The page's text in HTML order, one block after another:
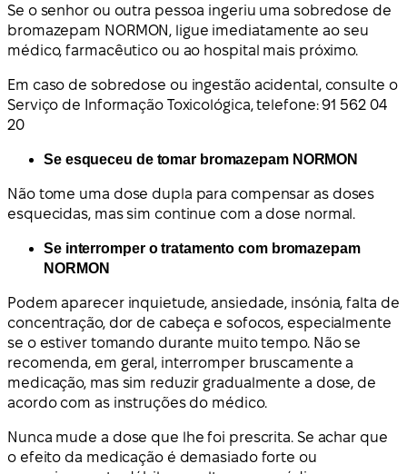
Se o senhor ou outra pessoa ingeriu uma sobredose de
bromazepam NORMON, ligue imediatamente ao seu
médico, farmacêutico ou ao hospital mais próximo.
Em caso de sobredose ou ingestão acidental, consulte o
Serviço de Informação Toxicológica, telefone: 91 562 04
20
Se esqueceu de tomar bromazepam NORMON
Não tome uma dose dupla para compensar as doses
esquecidas, mas sim continue com a dose normal.
Se interromper o tratamento com bromazepam
NORMON
Podem aparecer inquietude, ansiedade, insónia, falta de
concentração, dor de cabeça e sofocos, especialmente
se o estiver tomando durante muito tempo. Não se
recomenda, em geral, interromper bruscamente a
medicação, mas sim reduzir gradualmente a dose, de
acordo com as instruções do médico.
Nunca mude a dose que lhe foi prescrita. Se achar que
o efeito da medicação é demasiado forte ou